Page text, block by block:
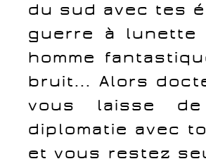
du sud avec tes
guerre à lunette
homme
bruit... Alors
vous laisse
diplomatie avec
et vous restez